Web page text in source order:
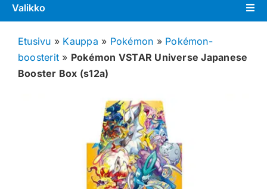
Valikko
Pokémon
Etusivu » Kauppa » Pokémon » Pokémon-
boosterit » Pokémon VSTAR Universe Japanese
Booster Box (s12a)